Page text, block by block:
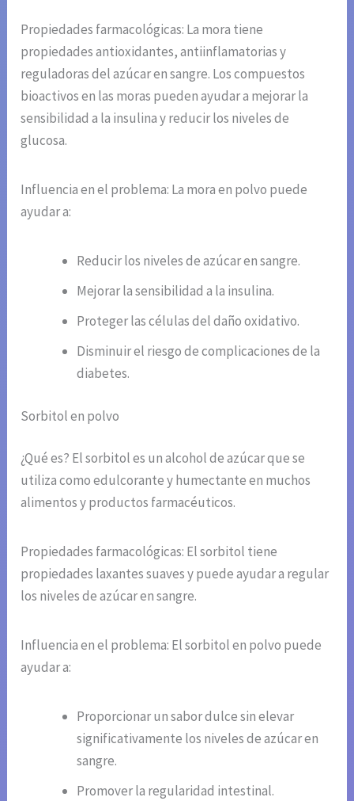
Propiedades farmacológicas: La mora tiene
propiedades antioxidantes, antiinflamatorias y
reguladoras del azúcar en sangre. Los compuestos
bioactivos en las moras pueden ayudar a mejorar la
sensibilidad a la insulina y reducir los niveles de
glucosa.
Influencia en el problema: La mora en polvo puede
ayudar a:
Reducir los niveles de azúcar en sangre.
Mejorar la sensibilidad a la insulina.
Proteger las células del daño oxidativo.
Disminuir el riesgo de complicaciones de la
diabetes.
Sorbitol en polvo
¿Qué es? El sorbitol es un alcohol de azúcar que se
utiliza como edulcorante y humectante en muchos
alimentos y productos farmacéuticos.
Propiedades farmacológicas: El sorbitol tiene
propiedades laxantes suaves y puede ayudar a regular
los niveles de azúcar en sangre.
Influencia en el problema: El sorbitol en polvo puede
ayudar a:
Proporcionar un sabor dulce sin elevar
significativamente los niveles de azúcar en
sangre.
Promover la regularidad intestinal.